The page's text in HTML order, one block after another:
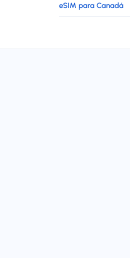
eSIM para Canadá